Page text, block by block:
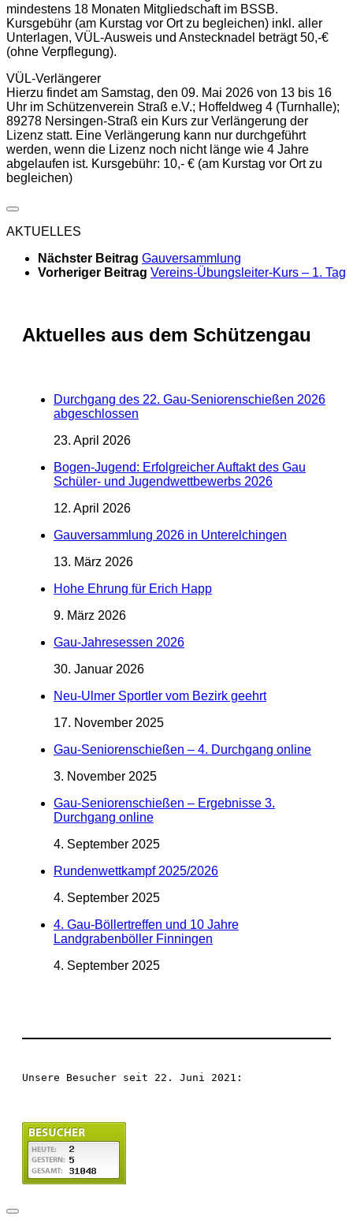
mindestens 18 Monaten Mitgliedschaft im BSSB.
Kursgebühr (am Kurstag vor Ort zu begleichen) inkl. aller
Unterlagen, VÜL-Ausweis und Anstecknadel beträgt 50,-€
(ohne Verpflegung).
VÜL-Verlängerer
Hierzu findet am Samstag, den 09. Mai 2026 von 13 bis 16
Uhr im Schützenverein Straß e.V.; Hoffeldweg 4 (Turnhalle);
89278 Nersingen-Straß ein Kurs zur Verlängerung der
Lizenz statt. Eine Verlängerung kann nur durchgeführt
werden, wenn die Lizenz noch nicht länge wie 4 Jahre
abgelaufen ist. Kursgebühr: 10,- € (am Kurstag vor Ort zu
begleichen)
AKTUELLES
Nächster Beitrag Gauversammlung
Vorheriger Beitrag Vereins-Übungsleiter-Kurs – 1. Tag
Aktuelles aus dem Schützengau
Durchgang des 22. Gau-Seniorenschießen 2026
abgeschlossen
23. April 2026
Bogen-Jugend: Erfolgreicher Auftakt des Gau
Schüler- und Jugendwettbewerbs 2026
12. April 2026
Gauversammlung 2026 in Unterelchingen
13. März 2026
Hohe Ehrung für Erich Happ
9. März 2026
Gau-Jahresessen 2026
30. Januar 2026
Neu-Ulmer Sportler vom Bezirk geehrt
17. November 2025
Gau-Seniorenschießen – 4. Durchgang online
3. November 2025
Gau-Seniorenschießen – Ergebnisse 3.
Durchgang online
4. September 2025
Rundenwettkampf 2025/2026
4. September 2025
4. Gau-Böllertreffen und 10 Jahre
Landgrabenböller Finningen
4. September 2025
Unsere Besucher seit 22. Juni 2021: